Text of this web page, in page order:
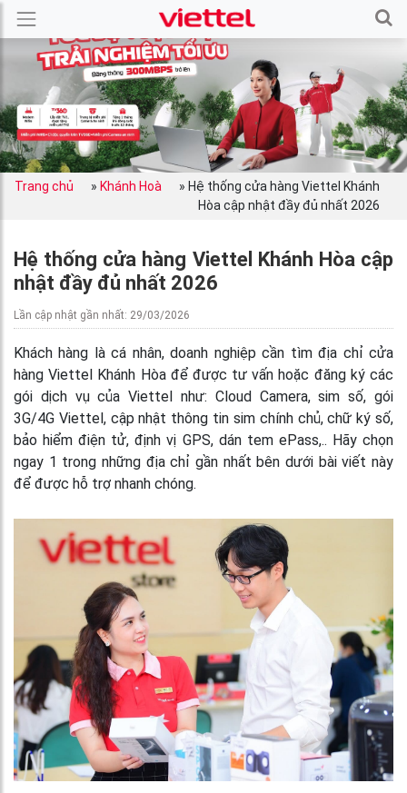
Trang chủ » Khánh Hoà » Hệ thống cửa hàng Viettel Khánh
Hòa cập nhật đầy đủ nhất 2026
Hệ thống cửa hàng Viettel Khánh Hòa cập
nhật đầy đủ nhất 2026
Lần cập nhật gần nhất: 29/03/2026
Khách hàng là cá nhân, doanh nghiệp cần tìm địa chỉ cửa
hàng Viettel Khánh Hòa để được tư vấn hoặc đăng ký các
gói dịch vụ của Viettel như: Cloud Camera, sim số, gói
3G/4G Viettel, cập nhật thông tin sim chính chủ, chữ ký số,
bảo hiểm điện tử, định vị GPS, dán tem ePass,.. Hãy chọn
ngay 1 trong những địa chỉ gần nhất bên dưới bài viết này
để được hỗ trợ nhanh chóng.